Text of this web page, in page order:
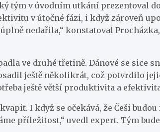
tým v úvodním utkání prezentoval
v útočné fázi, i když zároveň
nedařila,“ konstatoval
ve druhé třetině. Dánové se sice
ještě několikrát, což potvrdilo
ještě větší produktivita a
I když se očekává, že Češi
příležitost,“ uvedl expert. Tým